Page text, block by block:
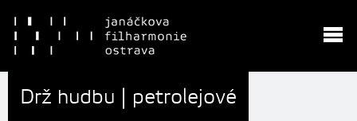
Drž hudbu | petrolejové